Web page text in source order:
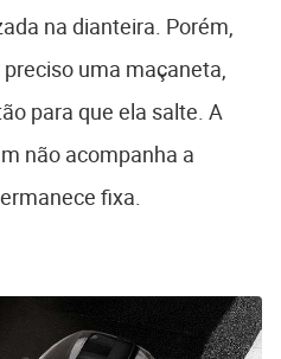
na dianteira. Porém,
uma maçaneta,
para que ela salte. A
não acompanha a
fixa.